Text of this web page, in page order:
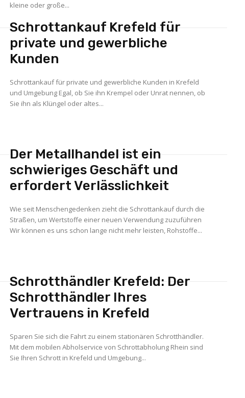
kleine oder große...
Schrottankauf Krefeld für
private und gewerbliche
Kunden
Schrottankauf für private und gewerbliche Kunden in Krefeld
und Umgebung Egal, ob Sie ihn Krempel oder Unrat nennen, ob
Sie ihn als Klüngel oder altes...
Der Metallhandel ist ein
schwieriges Geschäft und
erfordert Verlässlichkeit
Wie seit Menschengedenken zieht die Schrottankauf durch die
Straßen, um Wertstoffe einer neuen Verwendung zuzuführen
Wir können es uns schon lange nicht mehr leisten, Rohstoffe...
Schrotthändler Krefeld: Der
Schrotthändler Ihres
Vertrauens in Krefeld
Sparen Sie sich die Fahrt zu einem stationären Schrotthändler.
Mit dem mobilen Abholservice von Schrottabholung Rhein sind
Sie Ihren Schrott in Krefeld und Umgebung...